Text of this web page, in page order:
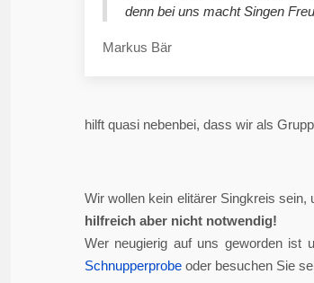
denn bei uns macht Singen
Markus Bär
hilft quasi nebenbei, dass wir als
Wir wollen kein elitärer Singkreis sein,
hilfreich aber nicht notwendig!
Wer neugierig auf uns geworden ist
Schnupperprobe oder besuchen Sie